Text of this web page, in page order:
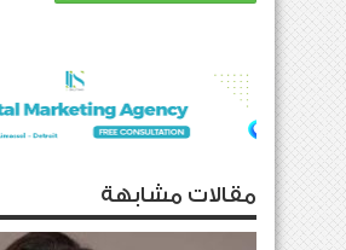
مقالات مشابهة